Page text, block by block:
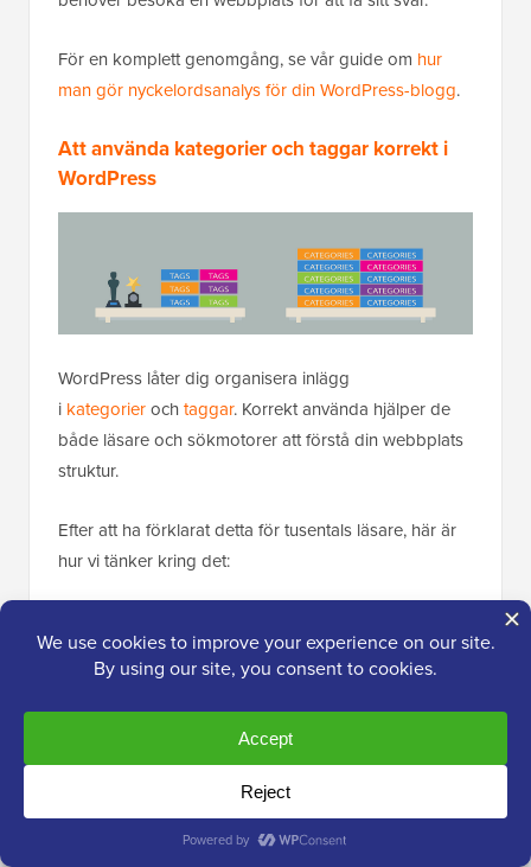
För en komplett genomgång, se vår guide om hur
man gör nyckelordsanalys för din WordPress-blogg.
Att använda kategorier och taggar korrekt i
WordPress
WordPress låter dig organisera inlägg
i kategorierochtaggar. Korrekt använda hjälper de
både läsare och sökmotorer att förstå din webbplats
struktur.
Efter att ha förklarat detta för tusentals läsare, här är
hur vi tänker kring det:
boks innehållsförteckning. En matblogg kan ha
kategorier som Recept, Recensioner och
Matlagningstips. Kategorier är hierarkiska (du
kan skapa underkategorier).
är specifika beskrivningar, som en
boks index. Ett inlägg i kategorin Recept kan
taggas med "pasta", "vegetariskt" eller "30-